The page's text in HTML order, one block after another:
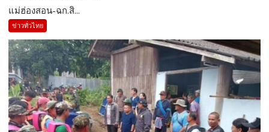
แม่ฮ่องสอน-ฉก.สิ...
ข่าวทั่วไทย